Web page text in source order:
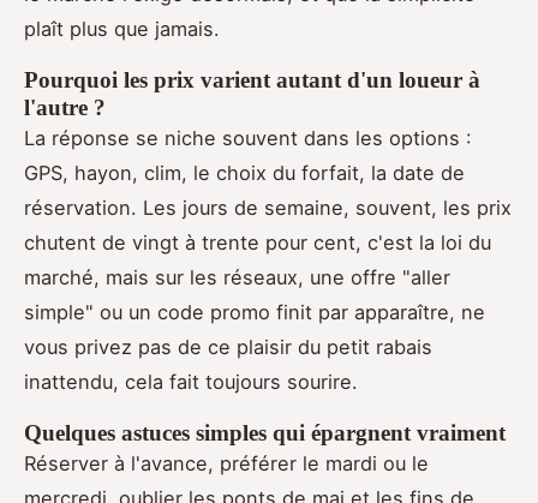
plaît plus que jamais.
Pourquoi les prix varient autant d'un loueur à
l'autre ?
La réponse se niche souvent dans les options :
GPS, hayon, clim, le choix du forfait, la date de
réservation. Les jours de semaine, souvent, les prix
chutent de vingt à trente pour cent, c'est la loi du
marché, mais sur les réseaux, une offre "aller
simple" ou un code promo finit par apparaître, ne
vous privez pas de ce plaisir du petit rabais
inattendu, cela fait toujours sourire.
Quelques astuces simples qui épargnent vraiment
Réserver à l'avance, préférer le mardi ou le